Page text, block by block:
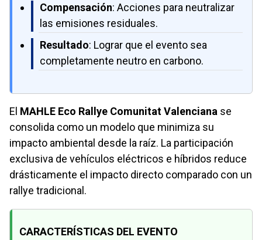
Compensación: Acciones para neutralizar
las emisiones residuales.
Resultado: Lograr que el evento sea
completamente neutro en carbono.
El MAHLE Eco Rallye Comunitat Valenciana se
consolida como un modelo que minimiza su
impacto ambiental desde la raíz. La participación
exclusiva de vehículos eléctricos e híbridos reduce
drásticamente el impacto directo comparado con un
rallye tradicional.
CARACTERÍSTICAS DEL EVENTO